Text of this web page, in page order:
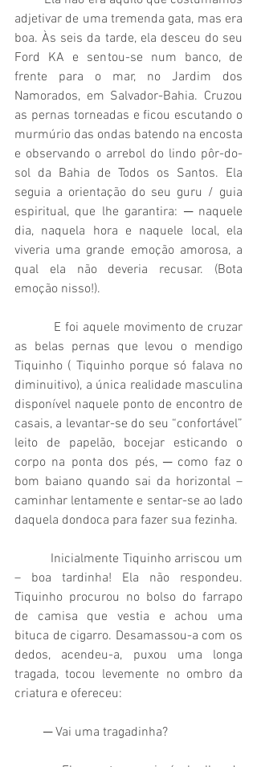
adjetivar de uma tremenda gata, mas era
boa. Às seis da tarde, ela desceu do seu
Ford KA e sentou-se num banco, de
frente para o mar, no Jardim dos
Namorados, em Salvador-Bahia. Cruzou
as pernas torneadas e ficou escutando o
murmúrio das ondas batendo na encosta
e observando o arrebol do lindo pôr-do-
sol da Bahia de Todos os Santos. Ela
seguia a orientação do seu guru / guia
espiritual, que lhe garantira: ─ naquele
dia, naquela hora e naquele local, ela
viveria uma grande emoção amorosa, a
qual ela não deveria recusar. (Bota
emoção nisso!).
as belas pernas que levou o mendigo
Tiquinho ( Tiquinho porque só falava no
diminuitivo), a única realidade masculina
disponível naquele ponto de encontro de
casais, a levantar-se do seu “confortável”
leito de papelão, bocejar esticando o
corpo na ponta dos pés, ─ como faz o
bom baiano quando sai da horizontal –
caminhar lentamente e sentar-se ao lado
daquela dondoca para fazer sua fezinha.
– boa tardinha! Ela não respondeu.
Tiquinho procurou no bolso do farrapo
de camisa que vestia e achou uma
bituca de cigarro. Desamassou-a com os
dedos, acendeu-a, puxou uma longa
tragada, tocou levemente no ombro da
criatura e ofereceu:
         ─ Vai uma tragadinha?